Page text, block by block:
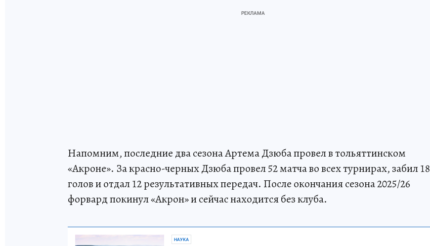
Напомним, последние два сезона Артема Дзюба провел в тольяттинском
«Акроне». За красно-черных Дзюба провел 52 матча во всех турнирах, забил 18
голов и отдал 12 результативных передач. После окончания сезона 2025/26
форвард покинул «Акрон» и сейчас находится без клуба.
НАУКА